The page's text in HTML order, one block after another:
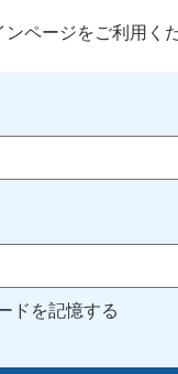
ページをご利用くだ
ドを記憶する